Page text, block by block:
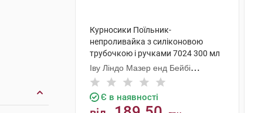
Курносики Поїльник-
непроливайка з силіконовою
трубочкою і ручками 7024 300 мл
1 шт
Іву Ліндо Мазер енд Бейбі
Продактс
Є в наявності